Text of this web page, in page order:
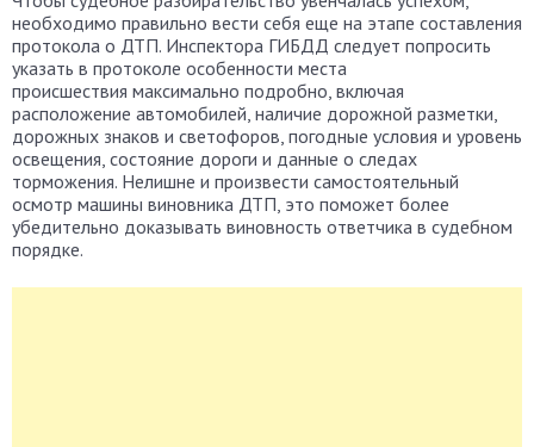
необходимо правильно вести себя еще на этапе составления
протокола о ДТП. Инспектора ГИБДД следует попросить
указать в протоколе особенности места
происшествия максимально подробно, включая
расположение автомобилей, наличие дорожной разметки,
дорожных знаков и светофоров, погодные условия и уровень
освещения, состояние дороги и данные о следах
торможения. Нелишне и произвести самостоятельный
осмотр машины виновника ДТП, это поможет более
убедительно доказывать виновность ответчика в судебном
порядке.